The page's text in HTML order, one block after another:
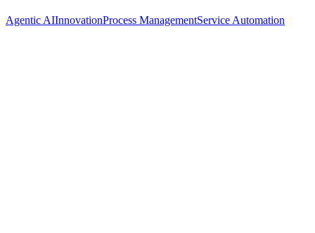
Agentic AIInnovationProcess ManagementService Automation